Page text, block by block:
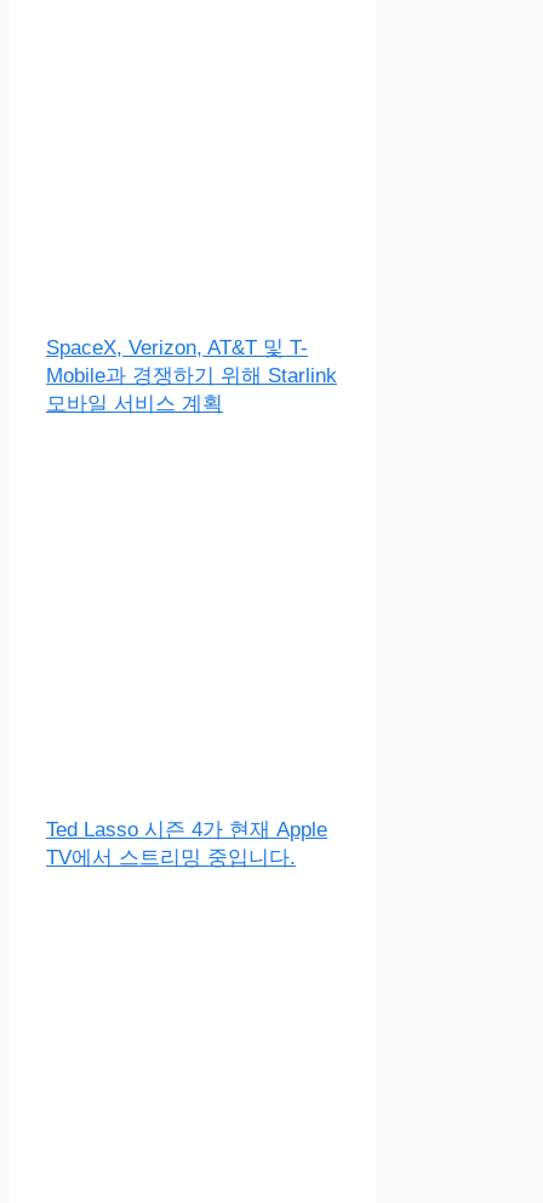
SpaceX, Verizon, AT&T 및 T-
Mobile과 경쟁하기 위해 Starlink
모바일 서비스 계획
Ted Lasso 시즌 4가 현재 Apple
TV에서 스트리밍 중입니다.